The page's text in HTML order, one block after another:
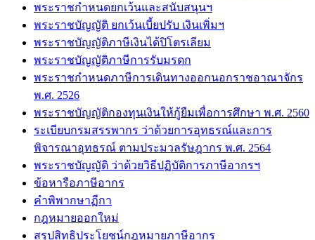
พระราชกำหนดยกเว้นและสนับสนุนฯ
พระราชบัญญัติ ยกเว้นเบี้ยปรับ เงินเพิ่มฯ
พระราชบัญญัติภาษีเงินได้ปิโตรเลียม
พระราชบัญญัติภาษีการรับมรดก
พระราชกำหนดภาษีการเดินทางออกนอกราชอาณาจักร
พ.ศ. 2526
พระราชบัญญัติกองทุนเงินให้กู้ยืมเพื่อการศึกษา พ.ศ. 2560
ระเบียบกรมสรรพากร ว่าด้วยการอุทธรณ์และการ
พิจารณาอุทธรณ์ ตามประมวลรัษฎากร พ.ศ. 2564
พระราชบัญญัติ ว่าด้วยวิธีปฏิบัติการภาษีอากรฯ
ข้อหารือภาษีอากร
คำพิพากษาฏีกา
กฎหมายออกใหม่
สรุปสิทธิประโยชน์กฎหมายภาษีอากร